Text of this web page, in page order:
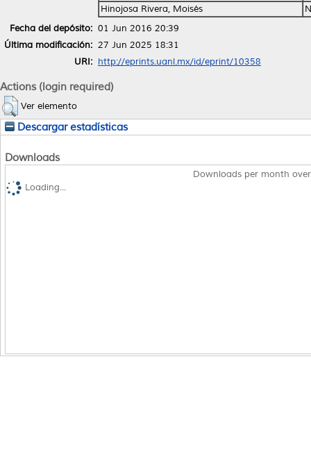
Hinojosa Rivera, Moisés
Fecha del depósito: 01 Jun 2016 20:39
Última modificación: 27 Jun 2025 18:31
URI: http://eprints.uanl.mx/id/eprint/10358
Actions (login required)
Ver elemento
Descargar estadísticas
Downloads
Downloads per month
Loading...